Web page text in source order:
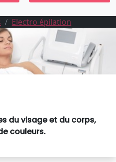
Electro épilation
du visage et du corps,
couleurs.